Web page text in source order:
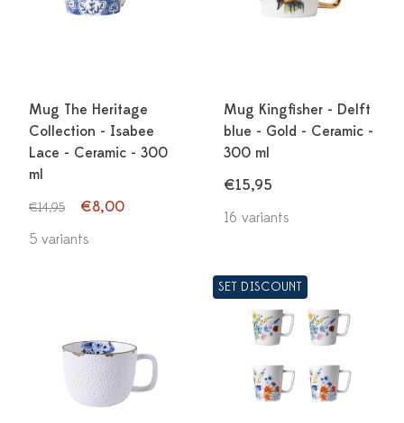
Mug The Heritage
Collection - Isabee
Lace - Ceramic - 300
ml
€14,95
€8,00
5 variants
Mug Kingfisher - Delft
blue - Gold - Ceramic -
300 ml
€15,95
16 variants
SET DISCOUNT